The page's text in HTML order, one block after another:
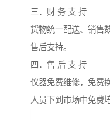
三．财 务 支 持
货物统一配送、销售
售后支持。
四．售 后 支 持
仪器免费维修，免费
人员下到市场中免费